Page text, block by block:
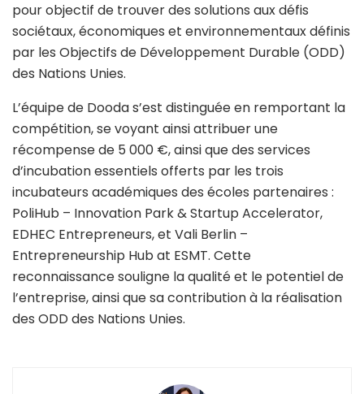
pour objectif de trouver des solutions aux défis
sociétaux, économiques et environnementaux définis
par les Objectifs de Développement Durable (ODD)
des Nations Unies.
L’équipe de Dooda s’est distinguée en remportant la
compétition, se voyant ainsi attribuer une
récompense de 5 000 €, ainsi que des services
d’incubation essentiels offerts par les trois
incubateurs académiques des écoles partenaires :
PoliHub – Innovation Park & Startup Accelerator,
EDHEC Entrepreneurs, et Vali Berlin –
Entrepreneurship Hub at ESMT. Cette
reconnaissance souligne la qualité et le potentiel de
l’entreprise, ainsi que sa contribution à la réalisation
des ODD des Nations Unies.